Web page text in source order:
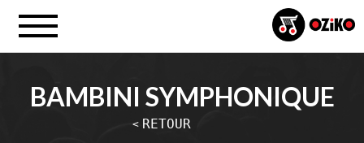
< RETOUR
BAMBINI SYMPHONIQUE